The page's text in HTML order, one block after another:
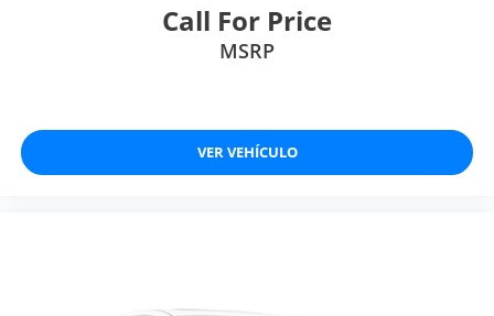
Call For Price
MSRP
VER VEHÍCULO